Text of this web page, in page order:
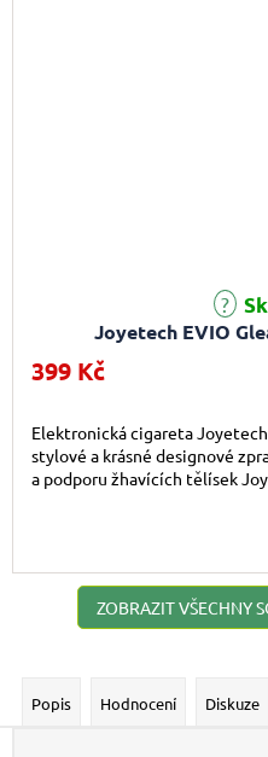
Joyetech EVIO
Průměrné hodnocení produktu
399 Kč
Elektronická cigareta
stylové a krásné designové
a podporu žhavících tělísek
ZOBRAZIT VŠECHNY
Popis Hodnocení Diskuze